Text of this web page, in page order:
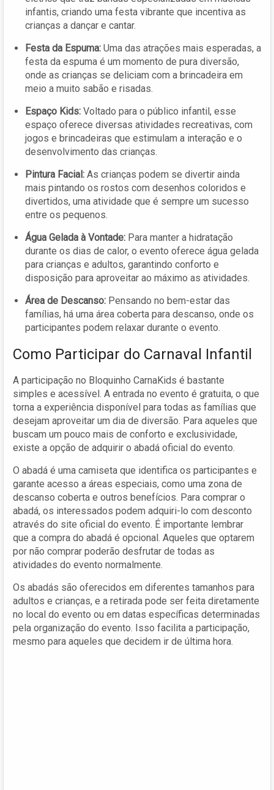
infantis, criando uma festa vibrante que incentiva as
crianças a dançar e cantar.
Festa da Espuma: Uma das atrações mais esperadas, a
festa da espuma é um momento de pura diversão,
onde as crianças se deliciam com a brincadeira em
meio a muito sabão e risadas.
Espaço Kids: Voltado para o público infantil, esse
espaço oferece diversas atividades recreativas, com
jogos e brincadeiras que estimulam a interação e o
desenvolvimento das crianças.
Pintura Facial: As crianças podem se divertir ainda
mais pintando os rostos com desenhos coloridos e
divertidos, uma atividade que é sempre um sucesso
entre os pequenos.
Água Gelada à Vontade: Para manter a hidratação
durante os dias de calor, o evento oferece água gelada
para crianças e adultos, garantindo conforto e
disposição para aproveitar ao máximo as atividades.
Área de Descanso: Pensando no bem-estar das
famílias, há uma área coberta para descanso, onde os
participantes podem relaxar durante o evento.
Como Participar do Carnaval Infantil
A participação no Bloquinho CarnaKids é bastante
simples e acessível. A entrada no evento é gratuita, o que
torna a experiência disponível para todas as famílias que
desejam aproveitar um dia de diversão. Para aqueles que
buscam um pouco mais de conforto e exclusividade,
existe a opção de adquirir o abadá oficial do evento.
O abadá é uma camiseta que identifica os participantes e
garante acesso a áreas especiais, como uma zona de
descanso coberta e outros benefícios. Para comprar o
abadá, os interessados podem adquiri-lo com desconto
através do site oficial do evento. É importante lembrar
que a compra do abadá é opcional. Aqueles que optarem
por não comprar poderão desfrutar de todas as
atividades do evento normalmente.
Os abadás são oferecidos em diferentes tamanhos para
adultos e crianças, e a retirada pode ser feita diretamente
no local do evento ou em datas específicas determinadas
pela organização do evento. Isso facilita a participação,
mesmo para aqueles que decidem ir de última hora.